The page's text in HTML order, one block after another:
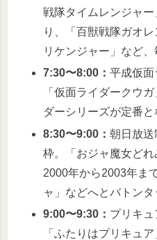
戦隊タイムレンジャ
り、「百獣戦隊ガオ
リケンジャー」など、
7:30〜8:00：平成仮面
「仮面ライダークウ
ダーシリーズが定番と
8:30〜9:00：朝日放送
枠。「おジャ魔女どれ
2000年から2003年ま
ャ」などへとバトンタ
9:00〜9:30： プリキュ
「ふたりはプリキュ